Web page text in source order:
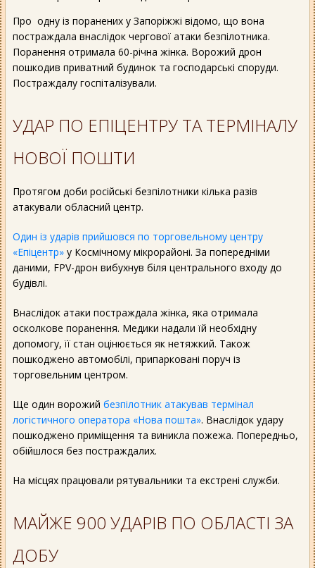
Про одну із поранених у Запоріжжі відомо, що вона
постраждала внаслідок чергової атаки безпілотника.
Поранення отримала 60-річна жінка. Ворожий дрон
пошкодив приватний будинок та господарські споруди.
Постраждалу госпіталізували.
УДАР ПО ЕПІЦЕНТРУ ТА ТЕРМІНАЛУ
НОВОЇ ПОШТИ
Протягом доби російські безпілотники кілька разів
атакували обласний центр.
Один із ударів прийшовся по торговельному центру
«Епіцентр» у Космічному мікрорайоні. За попередніми
даними, FPV-дрон вибухнув біля центрального входу до
будівлі.
Внаслідок атаки постраждала жінка, яка отримала
осколкове поранення. Медики надали їй необхідну
допомогу, її стан оцінюється як нетяжкий. Також
пошкоджено автомобілі, припарковані поруч із
торговельним центром.
Ще один ворожий безпілотник атакував термінал
логістичного оператора «Нова пошта». Внаслідок удару
пошкоджено приміщення та виникла пожежа. Попередньо,
обійшлося без постраждалих.
На місцях працювали рятувальники та екстрені служби.
МАЙЖЕ 900 УДАРІВ ПО ОБЛАСТІ ЗА
ДОБУ